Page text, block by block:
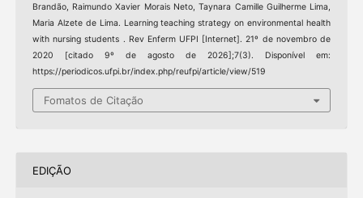
Brandão, Raimundo Xavier Morais Neto, Taynara Camille Guilherme Lima,
Maria Alzete de Lima. Learning teaching strategy on environmental health
with nursing students . Rev Enferm UFPI [Internet]. 21º de novembro de
2020 [citado 9º de agosto de 2026];7(3). Disponível em:
https://periodicos.ufpi.br/index.php/reufpi/article/view/519
Fomatos de Citação
EDIÇÃO